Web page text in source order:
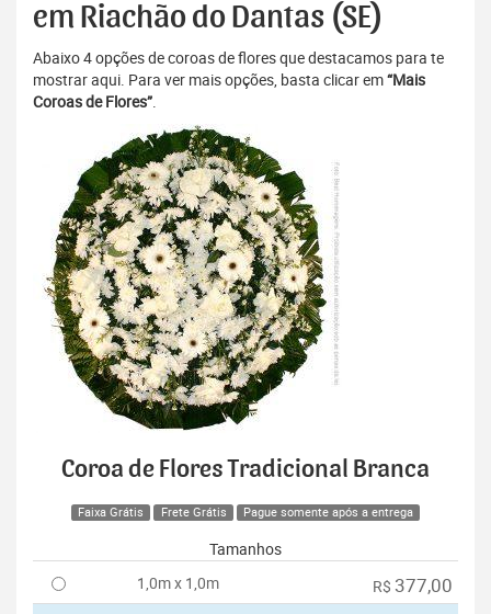
em Riachão do Dantas (SE)
Abaixo 4 opções de coroas de flores que destacamos para te
mostrar aqui. Para ver mais opções, basta clicar em“Mais
Coroas de Flores”.
Coroa de Flores Tradicional Branca
Faixa Grátis Frete Grátis Pague somente após a entrega
Tamanhos
1,0m x 1,0m
R$ 377,00